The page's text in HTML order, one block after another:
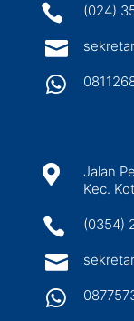
 (024)



Jalan
Kec.
 (0354)

